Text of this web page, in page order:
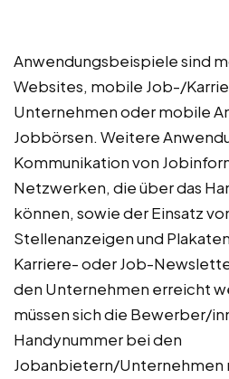
Anwendungsbeispiele sind
Websites, mobile Job-/
Unternehmen oder mobile
Jobbörsen. Weitere
Kommunikation von
Netzwerken, die über das
können, sowie der Einsatz
Stellenanzeigen und
Karriere- oder Job-
den Unternehmen erreicht
müssen sich die Bewerber/
Handynummer bei den
Jobanbietern/Unternehmen